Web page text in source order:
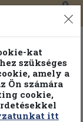
0
kat
szükséges
amely a
Ön számára
cookie,
itt